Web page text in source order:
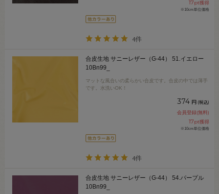
17pt獲得
※10cm単位価格
4件
合皮生地 サニーレザー（G-44） 51.イエロー
10Bn99_
マットな風合いの柔らかい合皮です。合皮の中では薄手
です。水洗いOK！
374 円 (税込)
会員登録(無料)
17pt獲得
※10cm単位価格
4件
合皮生地 サニーレザー（G-44） 54.パープル
10Bn99_